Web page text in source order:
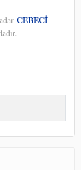
CEBECİ